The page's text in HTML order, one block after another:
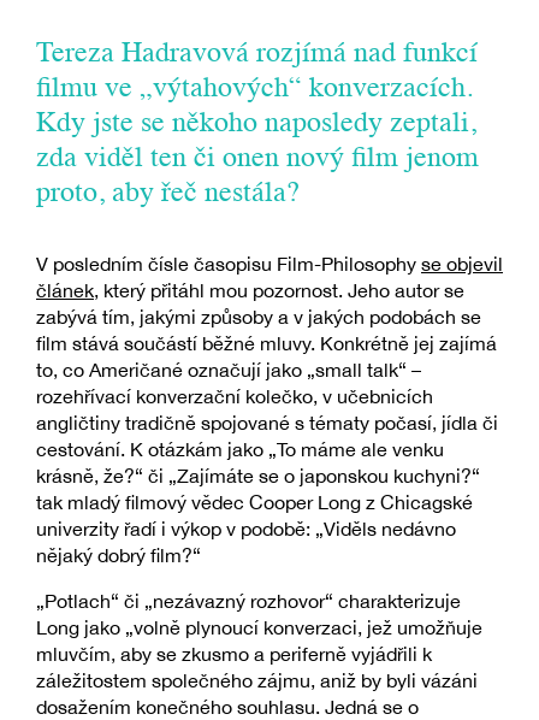
Tereza Hadravová rozjímá nad funkcí
filmu ve „výtahových“ konverzacích.
Kdy jste se někoho naposledy zeptali,
zda viděl ten či onen nový film jenom
proto, aby řeč nestála?
V posledním čísle časopisu Film-Philosophy se objevil
článek, který přitáhl mou pozornost. Jeho autor se
zabývá tím, jakými způsoby a v jakých podobách se
film stává součástí běžné mluvy. Konkrétně jej zajímá
to, co Američané označují jako „small talk“ –
rozehřívací konverzační kolečko, v učebnicích
angličtiny tradičně spojované s tématy počasí, jídla či
cestování. K otázkám jako „To máme ale venku
krásně, že?“ či „Zajímáte se o japonskou kuchyni?“
tak mladý filmový vědec Cooper Long z Chicagské
univerzity řadí i výkop v podobě: „Viděls nedávno
nějaký dobrý film?“
„Potlach“ či „nezávazný rozhovor“ charakterizuje
Long jako „volně plynoucí konverzaci, jež umožňuje
mluvčím, aby se zkusmo a periferně vyjádřili k
záležitostem společného zájmu, aniž by byli vázáni
dosažením konečného souhlasu. Jedná se o